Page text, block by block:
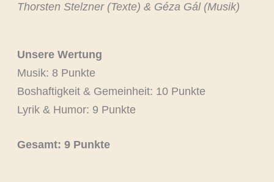
Thorsten Stelzner (Texte) & Géza Gál (Musik)
Unsere Wertung
Musik: 8 Punkte
Boshaftigkeit & Gemeinheit: 10 Punkte
Lyrik & Humor: 9 Punkte
Gesamt: 9 Punkte